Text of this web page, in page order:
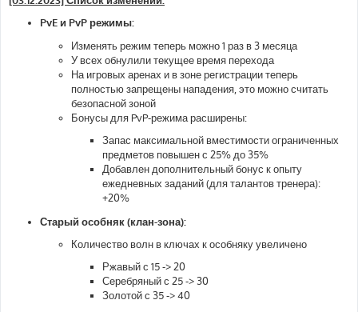
б
PvE и PvP режимы:
Изменять режим теперь можно 1 раз в 3 месяца
У всех обнулили текущее время перехода
На игровых аренах и в зоне регистрации теперь
полностью запрещены нападения, это можно считать
безопасной зоной
Бонусы для PvP-режима расширены:
Запас максимальной вместимости ограниченных
предметов повышен с 25% до 35%
Добавлен дополнительный бонус к опыту
ежедневных заданий (для талантов тренера):
+20%
Старый особняк (клан-зона):
Количество волн в ключах к особняку увеличено
Ржавый с 15 -> 20
Серебряный с 25 -> 30
Золотой с 35 -> 40